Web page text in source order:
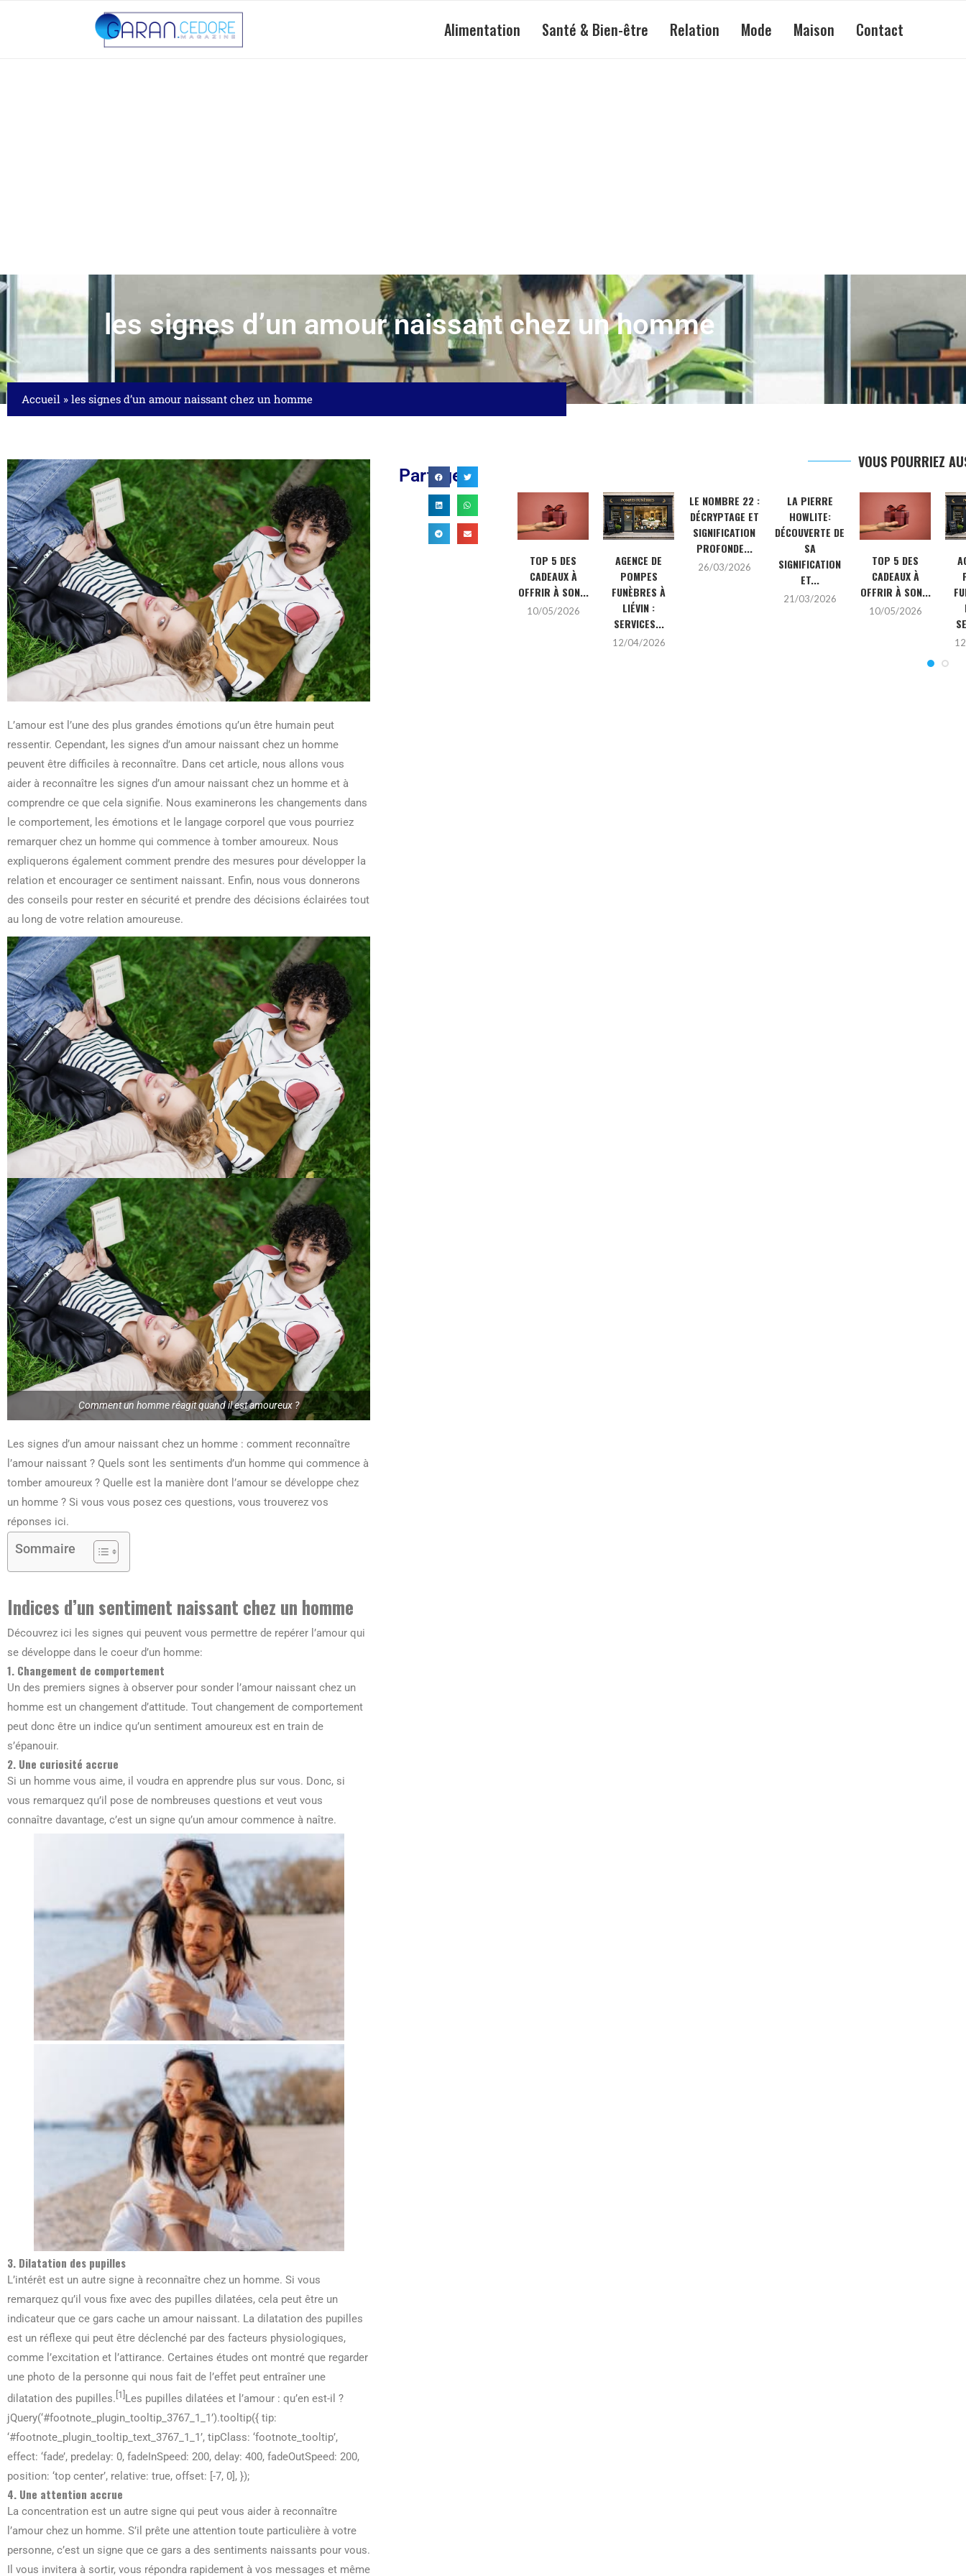
Alimentation Santé & Bien-être Relation Mode Maison Contact
les signes d’un amour naissant chez un homme
Accueil » les signes d’un amour naissant chez un homme
L’amour est l’une des plus grandes émotions qu’un être humain peut
ressentir. Cependant, les signes d’un amour naissant chez un homme
peuvent être difficiles à reconnaître. Dans cet article, nous allons vous
aider à reconnaître les signes d’un amour naissant chez un homme et à
comprendre ce que cela signifie. Nous examinerons les changements dans
le comportement, les émotions et le langage corporel que vous pourriez
remarquer chez un homme qui commence à tomber amoureux. Nous
expliquerons également comment prendre des mesures pour développer la
relation et encourager ce sentiment naissant. Enfin, nous vous donnerons
des conseils pour rester en sécurité et prendre des décisions éclairées tout
au long de votre relation amoureuse.
Comment un homme réagit quand il est amoureux ?
Les signes d’un amour naissant chez un homme : comment reconnaître
l’amour naissant ? Quels sont les sentiments d’un homme qui commence à
tomber amoureux ? Quelle est la manière dont l’amour se développe chez
un homme ? Si vous vous posez ces questions, vous trouverez vos
réponses ici.
Sommaire
Indices d’un sentiment naissant chez un homme
Découvrez ici les signes qui peuvent vous permettre de repérer l’amour qui
se développe dans le coeur d’un homme:
1. Changement de comportement
Un des premiers signes à observer pour sonder l’amour naissant chez un
homme est un changement d’attitude. Tout changement de comportement
peut donc être un indice qu’un sentiment amoureux est en train de
s’épanouir.
2. Une curiosité accrue
Si un homme vous aime, il voudra en apprendre plus sur vous. Donc, si
vous remarquez qu’il pose de nombreuses questions et veut vous
connaître davantage, c’est un signe qu’un amour commence à naître.
3. Dilatation des pupilles
L’intérêt est un autre signe à reconnaître chez un homme. Si vous
remarquez qu’il vous fixe avec des pupilles dilatées, cela peut être un
indicateur que ce gars cache un amour naissant. La dilatation des pupilles
est un réflexe qui peut être déclenché par des facteurs physiologiques,
comme l’excitation et l’attirance. Certaines études ont montré que regarder
une photo de la personne qui nous fait de l’effet peut entraîner une
dilatation des pupilles. [1]Les pupilles dilatées et l’amour : qu’en est-il ?
jQuery(‘#footnote_plugin_tooltip_3767_1_1’).tooltip({ tip:
‘#footnote_plugin_tooltip_text_3767_1_1’, tipClass: ‘footnote_tooltip’,
effect: ‘fade’, predelay: 0, fadeInSpeed: 200, delay: 400, fadeOutSpeed: 200,
position: ‘top center’, relative: true, offset: [-7, 0], });
4. Une attention accrue
La concentration est un autre signe qui peut vous aider à reconnaître
l’amour chez un homme. S’il prête une attention toute particulière à votre
personne, c’est un signe que ce gars a des sentiments naissants pour vous.
Il vous invitera à sortir, vous répondra rapidement à vos messages et même
Partager
VOUS POURRIEZ
AGENCE DE
POMPES
FUNÈBRES À
LIÉVIN :
SERVICES...
12/04/2026
LE NOMBRE 22 :
DÉCRYPTAGE ET
SIGNIFICATION
PROFONDE...
26/03/2026
LA PIERRE
HOWLITE:
DÉCOUVERTE DE
SA
TOP 5 DES
CADEAUX À
OFFRIR À SON...
10/05/2026
AGENCE DE
POMPES
FUNÈBRES À
LIÉVIN :
SERVICES...
12/04/2026
LE NOMBRE 22 :
DÉCRYPTAGE ET
SIGNIFICATION
PROFONDE...
26/03/2026
LA PIERRE
HOWLITE:
DÉCOUVERTE DE
SA
SIGNIFICATION
ET...
21/03/2026
TOP 5 DES
CADEAUX À
OFFRIR À SON...
10/05/2026